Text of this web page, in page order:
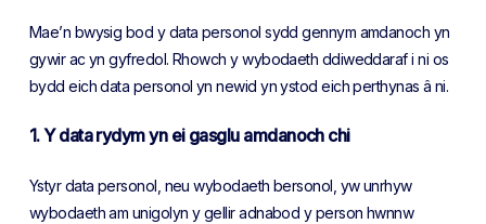
Mae’n bwysig bod y data personol sydd gennym amdanoch yn
gywir ac yn gyfredol. Rhowch y wybodaeth ddiweddaraf i ni os
bydd eich data personol yn newid yn ystod eich perthynas â ni.
1. Y data rydym yn ei gasglu amdanoch chi
Ystyr data personol, neu wybodaeth bersonol, yw unrhyw
wybodaeth am unigolyn y gellir adnabod y person hwnnw